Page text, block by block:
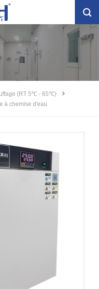
(RT 5℃ - 65℃)
à chemise d'eau